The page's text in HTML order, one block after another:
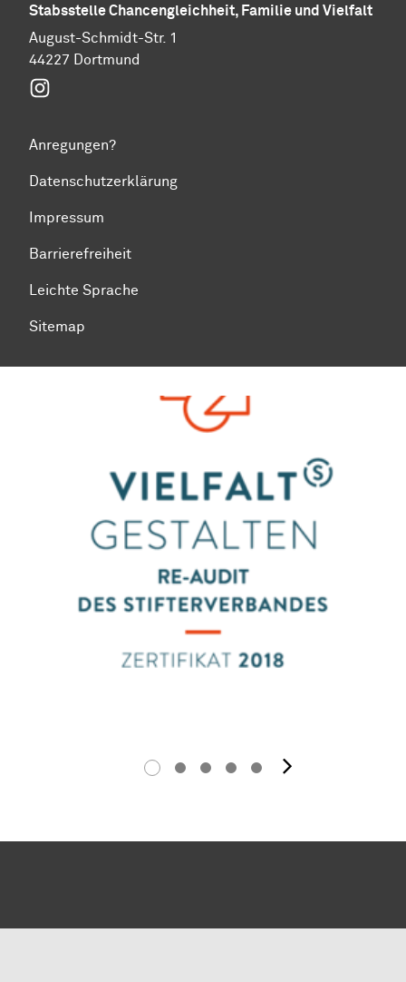
Stabs­stel­le Chancengleichheit, Familie und Vielfalt
August-Schmidt-Str. 1
44227 Dortmund
Anregungen?
Datenschutzerklärung
Impressum
Barrierefreiheit
Leichte Sprache
Sitemap